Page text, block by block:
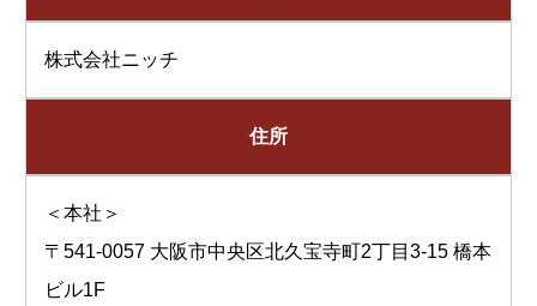
株式会社ニッチ
住所
＜本社＞
〒541-0057 大阪市中央区北久宝寺町2丁目3-15 橋本
ビル1F